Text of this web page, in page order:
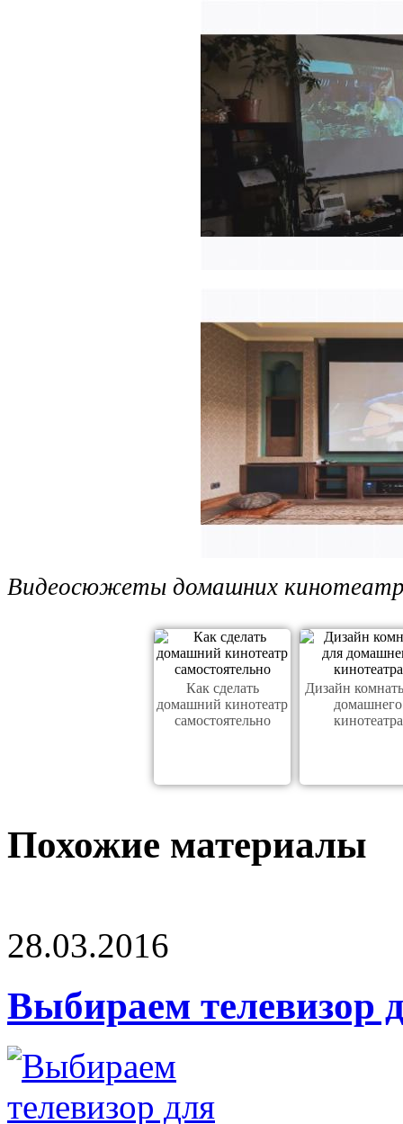
Видеосюжеты домашних
Как сделать
домашний кинотеатр
самостоятельно
Дизайн
домашнего
кинотеатра
Похожие материалы
28.03.2016
Выбираем телевизор